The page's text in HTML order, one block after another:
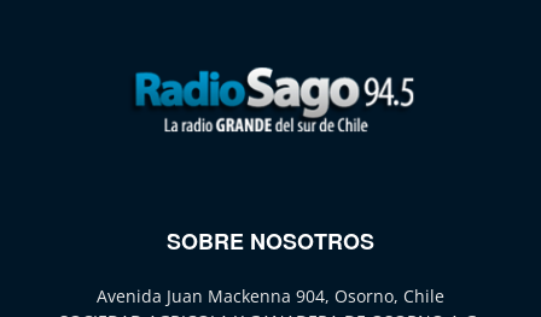
SOBRE NOSOTROS
Avenida Juan Mackenna 904, Osorno, Chile